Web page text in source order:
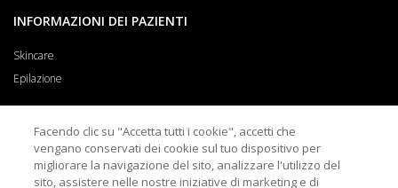
INFORMAZIONI DEI PAZIENTI
Skincare
Epilazione
PER I MEDICI
Informazioni per i medici
Facendo clic su "Accetta tutti i cookie", accetti che
vengano conservati dei cookie sul tuo dispositivo per
migliorare la navigazione del sito, analizzare l'utilizzo del
sito, assistere nelle nostre iniziative di marketing e di